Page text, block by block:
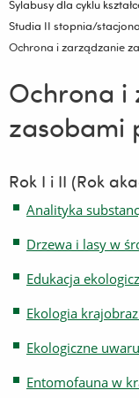
Sylabusy dla cyklu
Studia II stopnia/
Ochrona i zarządzanie
Ochrona i
zasobami
Rok I i II (Rok
Analityka
Drzewa i lasy w
Edukacja
Ekologia
Ekologiczne
Entomofauna w